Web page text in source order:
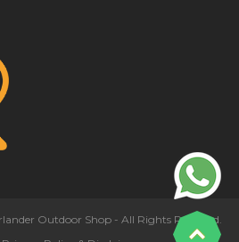
Outdoor Shop - All Rights Reserved.